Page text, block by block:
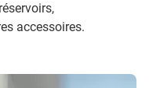
accessoires.